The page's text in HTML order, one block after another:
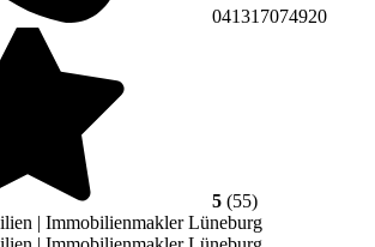
041317074920
5 (55)